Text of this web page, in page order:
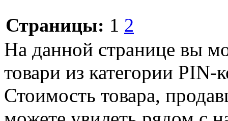
Страницы: 1 2
На данной странице вы
товари из категории
Стоимость товара,